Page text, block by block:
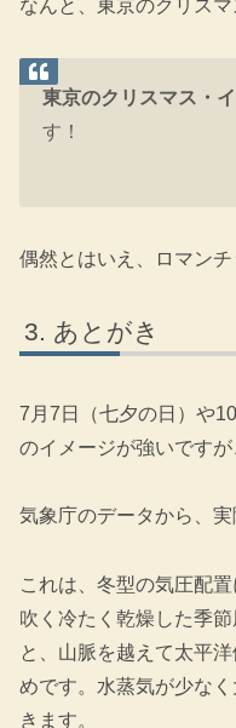
なんと、東京のクリスマ
東京のクリスマス・
す！
偶然とはいえ、ロマンチ
あとがき
7月7日（七夕の日）や
のイメージが強いです
気象庁のデータから、
これは、冬型の気圧配
吹く冷たく乾燥した季
と、山脈を越えて太平
めです。水蒸気が少な
きます。